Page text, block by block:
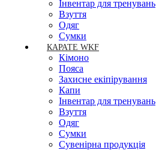
Інвентар для тренувань
Взуття
Одяг
Сумки
КАРАТЕ WKF
Кімоно
Пояса
Захисне екіпірування
Капи
Інвентар для тренувань
Взуття
Одяг
Сумки
Сувенірна продукція